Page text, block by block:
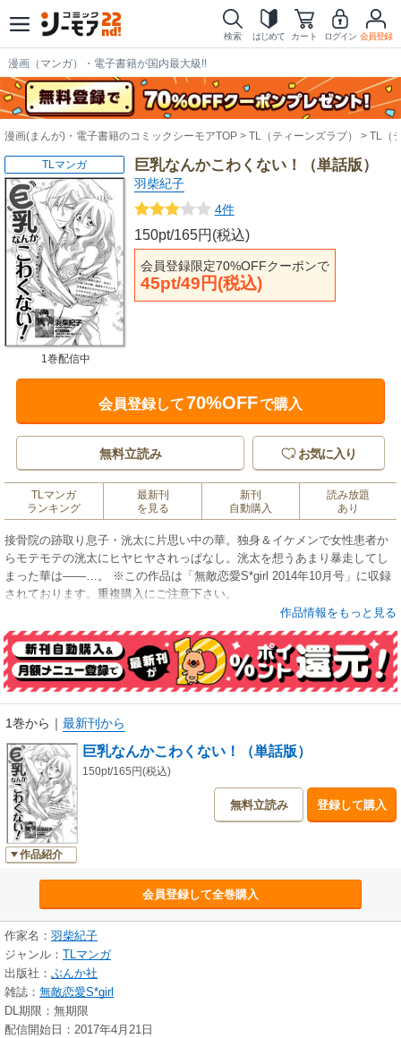
検索 はじめて カート ログイン 会員登録
漫画（マンガ）・電子書籍が国内最大級!!
漫画(まんが)・電子書籍のコミックシーモアTOP TL（ティーンズラブ） TL（
巨乳なんかこわくない！（単話版）
羽柴紀子
4件
150pt/165円(税込)
会員登録限定70%OFFクーポンで
45pt/49円(税込)
TLマンガ
1巻配信中
会員登録して70%OFFで購入
無料立読み お気に入り
TLマンガ
ランキング
最新刊
を見る
新刊
自動購入
読み放題
あり
接骨院の跡取り息子・洸太に片思い中の華。独身＆イケメンで女性患者か
らモテモテの洸太にヒヤヒヤされっぱなし。洸太を想うあまり暴走してし
まった華は――…。 ※この作品は「無敵恋愛S*girl 2014年10月号」に収録
されております。重複購入にご注意下さい。
作品情報をもっと見る
1巻から ｜ 最新刊から
作品紹介
巨乳なんかこわくない！（単話版）
150pt/165円(税込)
無料立読み 登録して購入
会員登録して全巻購入
作家名： 羽柴紀子
ジャンル： TLマンガ
出版社： ぶんか社
雑誌： 無敵恋愛S*girl
DL期限：無期限
配信開始日：2017年4月21日